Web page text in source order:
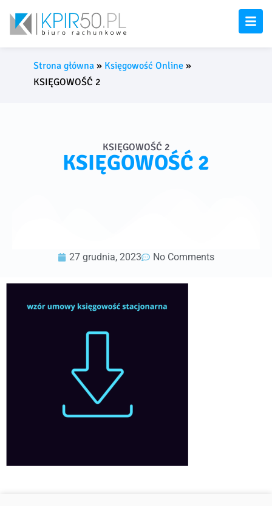
Strona główna » Księgowość Online »
KSIĘGOWOŚĆ 2
KSIĘGOWOŚĆ 2
KSIĘGOWOŚĆ 2
27 grudnia, 2023 No Comments